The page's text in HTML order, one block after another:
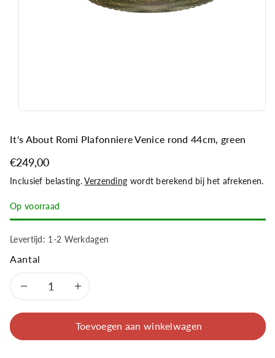
It's About Romi Plafonniere Venice rond 44cm, green
€249,00
Inclusief belasting.Verzending wordt berekend bij het afrekenen.
Op voorraad
Levertijd: 1-2 Werkdagen
Aantal
Aantal
verlagen
Aantal
verhogen
Toevoegen aan winkelwagen